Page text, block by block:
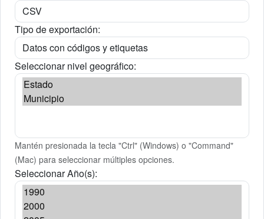
Tipo de exportación:
Seleccionar nivel geográfico:
Mantén presionada la tecla "Ctrl" (Windows) o "Command"
(Mac) para seleccionar múltiples opciones.
Seleccionar Año(s):